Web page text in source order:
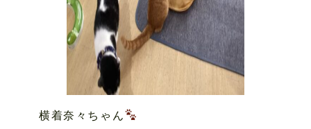
横着奈々ちゃん